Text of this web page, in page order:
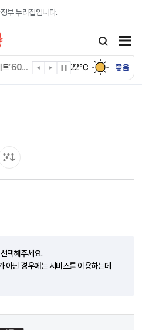
부 누리집입니다.
완주 청소년, 삼성 임직원 만나 미래 진로 그린다
전북은행, 완주군에 ‘시원키트’ 60세트 기탁
㈜새눈, 완주군에 성금 1,000만 원 기탁
22℃ 좋음
택해주세요.
아닌 경우에는 서비스를 이용하는데